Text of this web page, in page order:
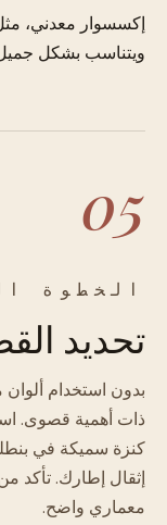
إكسسوار معدني،
ويتناسب بشكل جميل
05
الخطوة
تحديد
بدون استخدام
ذات أهمية قصوى.
كنزة سميكة في
إثقال إطارك. تأكد
معماري واضح.